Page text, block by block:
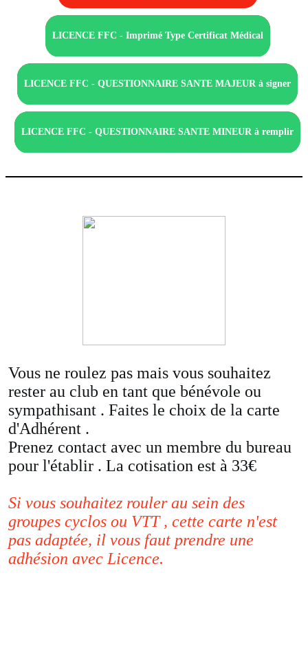
LICENCE FFC - Imprimé Type Certificat Médical
LICENCE FFC - QUESTIONNAIRE SANTE MAJEUR à signer
LICENCE FFC - QUESTIONNAIRE SANTE MINEUR à remplir
Vous ne roulez pas mais vous souhaitez
rester au club en tant que bénévole ou
sympathisant . Faites le choix de la carte
d'Adhérent .
Prenez contact avec un membre du bureau
pour l'établir . La cotisation est à 33€
Si vous souhaitez rouler au sein des
groupes cyclos ou VTT , cette carte n'est
pas adaptée, il vous faut prendre une
adhésion avec Licence.